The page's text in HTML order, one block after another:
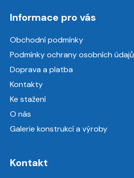
Informace pro vás
Obchodní podmínky
Podmínky ochrany osobních údajů
Doprava a platba
Kontakty
Ke stažení
O nás
Galerie konstrukcí a výroby
Kontakt